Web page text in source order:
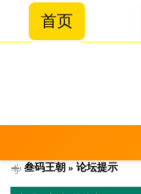
首页
叁码王朝 » 论坛提示